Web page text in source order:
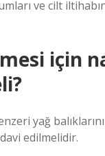
ve cilt
için
yağ
edilmelidir.